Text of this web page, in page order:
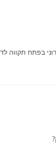
בפתח תקווה